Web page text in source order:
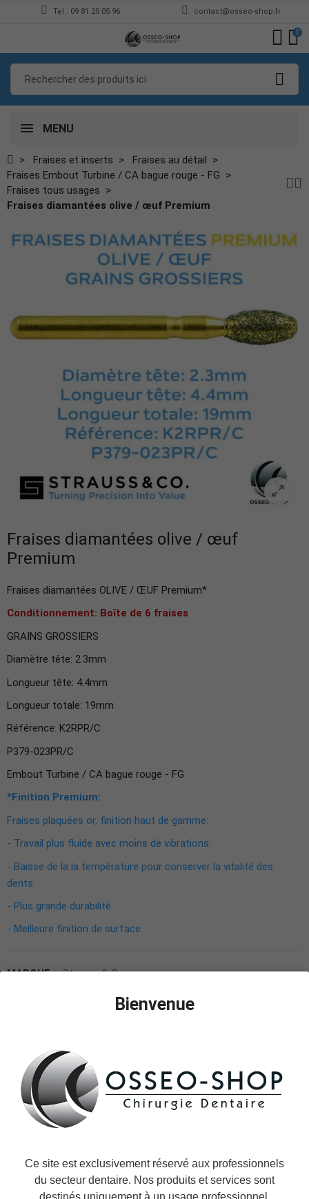
Tel : 09 81 25 05 96 contact@osseo-shop.fr
0
MENU
Fraises et inserts
Fraises au détail
Fraises Embout Turbine / CA bague rouge - FG
Fraises tous usages
Fraises diamantées olive / œuf Premium
Fraises diamantées olive / œuf
Premium
Fraises diamantées OLIVE / ŒUF Premium*
Conditionnement: Boîte de 6 fraises
GRAINS GROSSIERS
Diamètre tête: 2.3mm
Longueur tête: 4.4mm
Longueur totale: 19mm
Référence: K2RPR/C
P379-023PR/C
Embout Turbine / CA bague rouge - FG
*Finition Premium:
Fraises plaquées or, finition haut de gamme:
- Travail plus fluide avec moins de vibrations.
- Baisse de la la température pour conserver la vitalité des
dents.
- Plus grande durabilité.
- Meilleure finition de surface.
MARQUE:
Strauss & Co
Expédition le jour même ou le jour ouvré suivant.
− + AJOUTER AU PANIER
Ajouter à la liste des favoris
Il reste actuellement13article(s) restant(s) en stock !
Bienvenue
Ce site est exclusivement réservé aux professionnels
du secteur dentaire. Nos produits et services sont
destinés uniquement à un usage professionnel.